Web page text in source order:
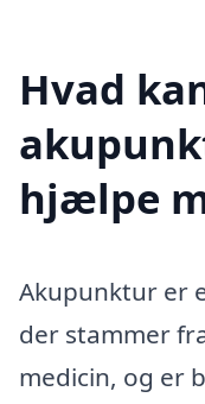
Hvad
hjælpe
Akupunktur er
der stammer
medicin, og er